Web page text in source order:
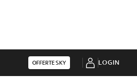
OFFERTE SKY LOGIN